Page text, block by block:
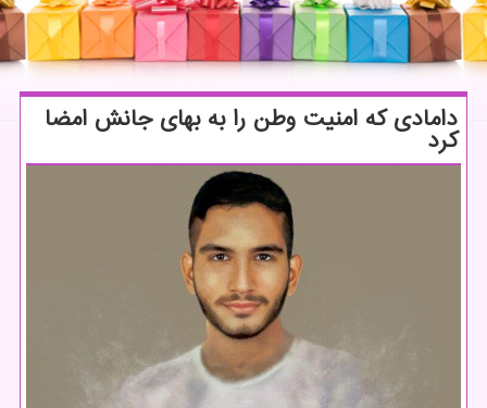
دامادی که امنیت وطن را به بهای جانش امضا
کرد